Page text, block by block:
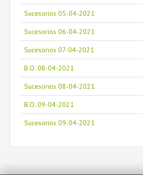
Sucesorios 05-04-2021
Sucesorios 06-04-2021
Sucesorios 07-04-2021
B.O. 08-04-2021
Sucesorios 08-04-2021
B.O. 09-04-2021
Sucesorios 09-04-2021